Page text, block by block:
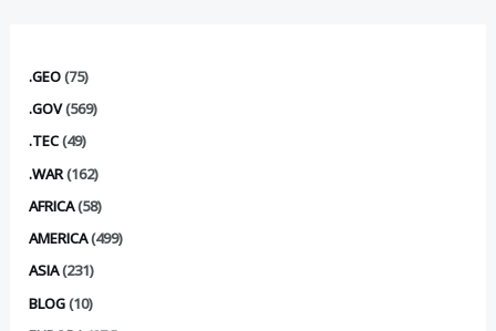
.GEO(75)
.GOV(569)
.TEC(49)
.WAR(162)
AFRICA(58)
AMERICA(499)
ASIA(231)
BLOG(10)